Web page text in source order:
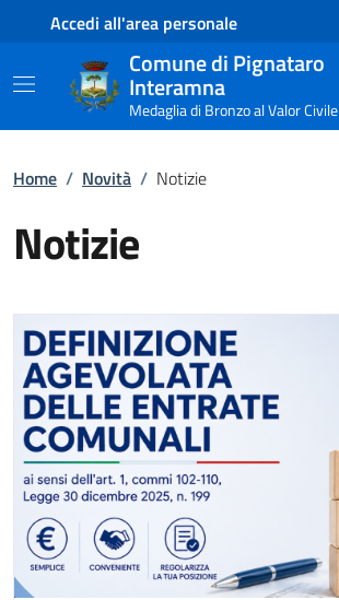
Contenuto principale
Piede di paginaAccedi all'area personale
Comune di Pignataro
Interamna
Medaglia di Bronzo al Valor Civile
Home / Novità / Notizie
Notizie